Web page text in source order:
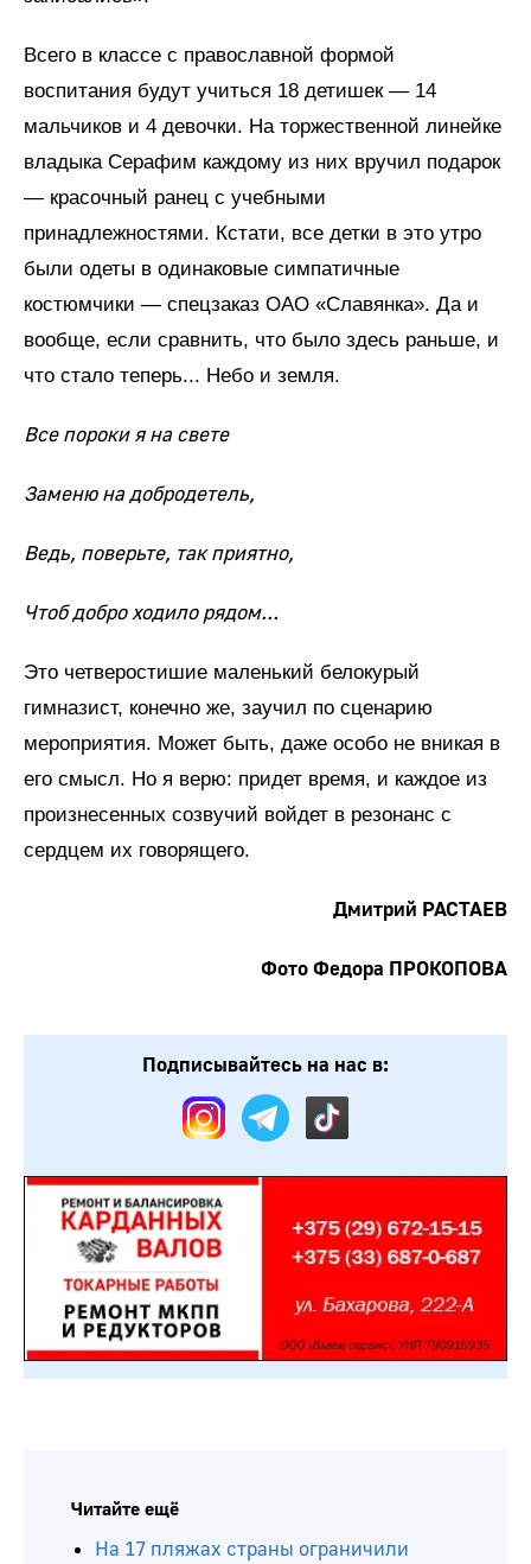
Всего в классе с православной формой
воспитания будут учиться 18 детишек — 14
мальчиков и 4 девочки. На торжественной линейке
владыка Серафим каждому из них вручил подарок
— красочный ранец с учебными
принадлежностями. Кстати, все детки в это утро
были одеты в одинаковые симпатичные
костюмчики — спецзаказ ОАО «Славянка». Да и
вообще, если сравнить, что было здесь раньше, и
что стало теперь... Небо и земля.
Все пороки я на свете
Заменю на добродетель,
Ведь, поверьте, так приятно,
Чтоб добро ходило рядом...
Это четверостишие маленький белокурый
гимназист, конечно же, заучил по сценарию
мероприятия. Может быть, даже особо не вникая в
его смысл. Но я верю: придет время, и каждое из
произнесенных созвучий войдет в резонанс с
сердцем их говорящего.
Дмитрий РАСТАЕВ
Фото Федора ПРОКОПОВА
Подписывайтесь на нас в:
Читайте ещё
На 17 пляжах страны ограничили